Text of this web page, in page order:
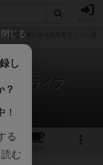
らく冒険者の幸せ異世界ライフの通
世界ライフ
ー
カフェ
閉じる
し
？
！
る
む